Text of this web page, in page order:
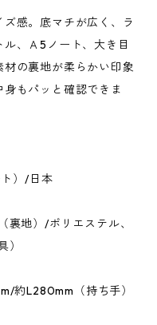
感。底マチが広く、ラ
、Ａ5ノート、大き目
の裏地が柔らかい印象
もパッと確認できま
ト）/日本
裏地）/ポリエステル、
）
約L280mm（持ち手）